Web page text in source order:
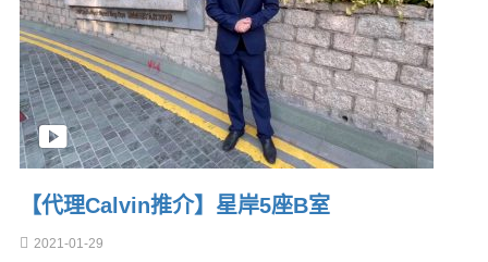
【代理Calvin推介】星岸5座B室
2021-01-29